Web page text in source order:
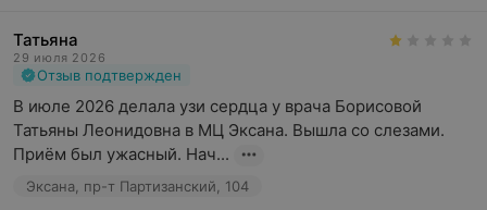
Татьяна
29 июля 2026
Отзыв подтвержден
В июле 2026 делала узи сердца у врача Борисовой
Татьяны Леонидовна в МЦ Эксана. Вышла со слезами.
Приём был ужасный. Нач...
Эксана, пр-т Партизанский, 104